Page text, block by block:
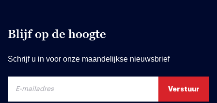
Blijf op de hoogte
Schrijf u in voor onze maandelijkse nieuwsbrief